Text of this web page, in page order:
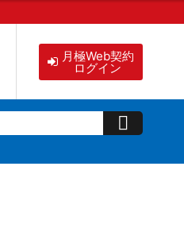
月極Web契約
ログイン